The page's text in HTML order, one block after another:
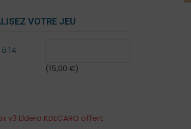
VOTRE JEU
14
(15,00 €)
v3 Eldera KDECARO offert